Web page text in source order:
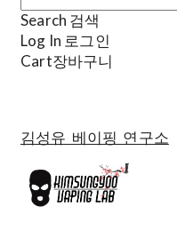
Search 검색
Log In 로그인
Cart장바구니
김성유 베이핑 연구소